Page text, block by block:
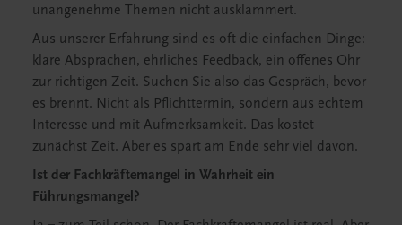
unangenehme Themen nicht ausklammert.
Aus unserer Erfahrung sind es oft die einfachen Dinge:
klare Absprachen, ehrliches Feedback, ein offenes Ohr
zur richtigen Zeit. Suchen Sie also das Gespräch, bevor
es brennt. Nicht als Pflichttermin, sondern aus echtem
Interesse und mit Aufmerksamkeit. Das kostet
zunächst Zeit. Aber es spart am Ende sehr viel davon.
Ist der Fachkräftemangel in Wahrheit ein
Führungsmangel?